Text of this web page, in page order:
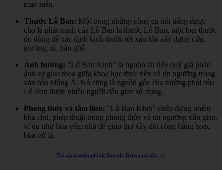
may mắn.
Thước Lỗ Ban: Một trong những công cụ nổi tiếng được
cho là phát minh của Lỗ Ban là thước Lỗ Ban, một loại thước
đo dùng để xác định kích thước tốt xấu khi xây dựng cửa,
giường, tủ, bàn ghế.
Ảnh hưởng: "Lỗ Ban Kinh" là nguồn tài liệu quý giá phản
ánh sự giao thoa giữa khoa học thực tiễn và tín ngưỡng trong
văn hóa Đông Á. Nó cũng là nguồn gốc của trường phái bùa
Lỗ Ban được nhiều người dân gian sử dụng.
Phong thủy và tâm linh: "Lỗ Ban Kinh" chứa đựng nhiều
bùa chú, phép thuật trong phong thủy và tín ngưỡng dân gian,
ví dụ như bùa yểm nhà để giúp thợ xây đòi công bằng hoặc
bùa trừ tà.
Tải sách miễn phí từ Google Drive, tại đây >>